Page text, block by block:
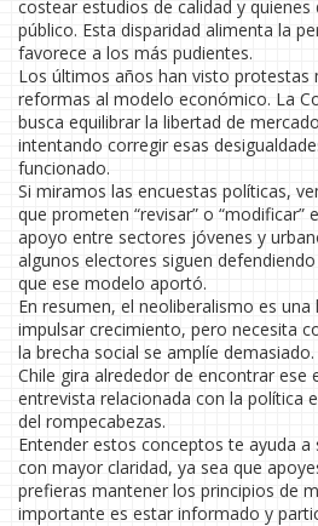
costear estudios de calidad y quienes
público. Esta disparidad alimenta la
favorece a los más pudientes.
Los últimos años han visto protestas
reformas al modelo económico. La
busca equilibrar la libertad de
intentando corregir esas
funcionado.
Si miramos las encuestas políticas,
que prometen “revisar” o “modificar”
apoyo entre sectores jóvenes y
algunos electores siguen
que ese modelo aportó.
En resumen, el neoliberalismo es
impulsar crecimiento, pero necesita
la brecha social se amplíe
Chile gira alrededor de encontrar ese
entrevista relacionada con la política
del rompecabezas.
Entender estos conceptos te ayuda a
con mayor claridad, ya sea que
prefieras mantener los principios de
importante es estar informado y